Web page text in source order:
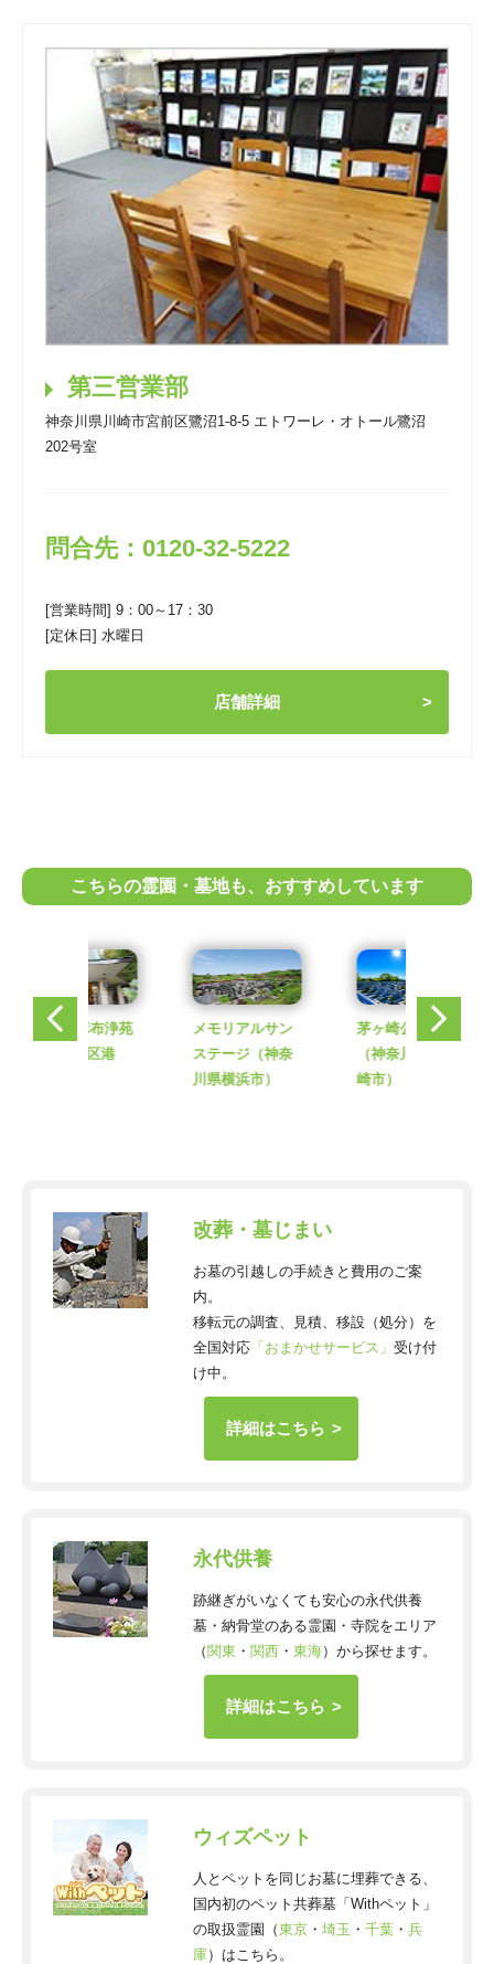
第三営業部
神奈川県川崎市宮前区鷺沼1-8-5 エトワーレ・オトール鷺沼
202号室
問合先：0120-32-5222
[営業時間] 9：00～17：30
[定休日] 水曜日
店舗詳細
こちらの霊園・墓地も、おすすめしています
伝燈院 麻布浄苑
（東京23区港
メモリアルサン
ステージ（神奈
川県横浜市）
茅ヶ崎公園墓地
（神奈川県茅ヶ
崎市）
改葬・墓じまい
お墓の引越しの手続きと費用のご案
内。
移転元の調査、見積、移設（処分）を
全国対応「おまかせサービス」 受け付
け中。
詳細はこちら
永代供養
跡継ぎがいなくても安心の永代供養
墓・納骨堂のある霊園・寺院をエリア
（関東 ・ 関西・ 東海）から探せます。
詳細はこちら
ウィズペット
人とペットを同じお墓に埋葬できる、
国内初のペット共葬墓「Withペット」
の取扱霊園（東京・ 埼玉 ・ 千葉・ 兵
庫）はこちら。